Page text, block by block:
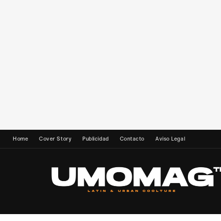
Home Cover Story Publicidad Contacto Aviso Legal